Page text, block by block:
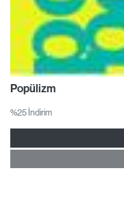
Popülizm
%25 İndirim